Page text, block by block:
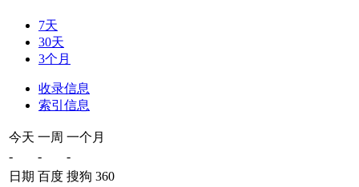
7天
30天
3个月
收录信息
索引信息
今天 一周 一个月
-
-
-
日期 百度 搜狗 360